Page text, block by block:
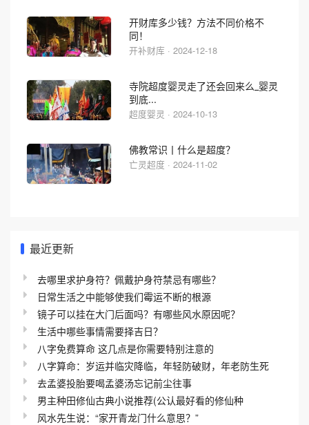
开财库多少钱？方法不同价格不
同！
开补财库 · 2024-12-18
寺院超度婴灵走了还会回来么_婴灵
到底...
超度婴灵 · 2024-10-13
佛教常识丨什么是超度？
亡灵超度 · 2024-11-02
最近更新
去哪里求护身符？佩戴护身符禁忌有哪些？
日常生活之中能够使我们霉运不断的根源
镜子可以挂在大门后面吗？有哪些风水原因呢？
生活中哪些事情需要择吉日？
八字免费算命 这几点是你需要特别注意的
八字算命：岁运并临灾降临，年轻防破财，年老防生死
去孟婆投胎要喝孟婆汤忘记前尘往事
男主种田修仙古典小说推荐(公认最好看的修仙种
风水先生说：“家开青龙门什么意思？”